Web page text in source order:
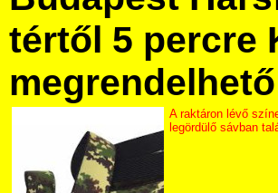
tértől 5 percre
A raktáron lévő
legördülő sávban